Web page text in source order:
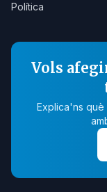
Política
Vols
Explica'ns què